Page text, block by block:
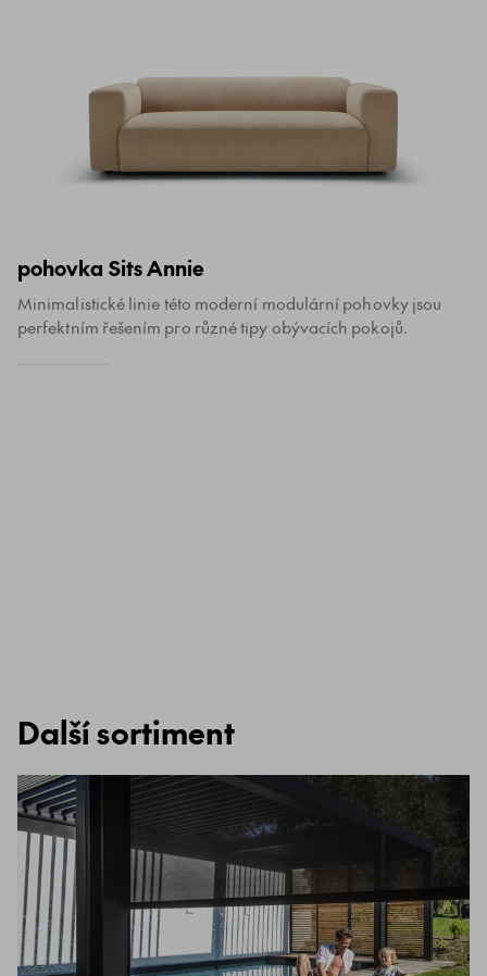
pohovka Sits Annie
Minimalistické linie této moderní modulární pohovky jsou
perfektním řešením pro různé tipy obývacích pokojů.
Další sortiment